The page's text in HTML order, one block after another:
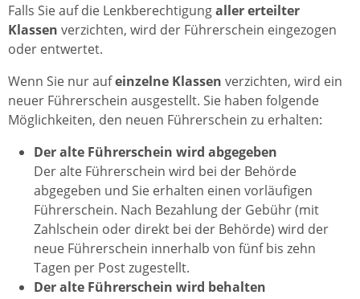
Falls Sie auf die Lenkberechtigungaller erteilter
Klassen verzichten, wird der Führerschein eingezogen
oder entwertet.
Wenn Sie nur aufeinzelne Klassen verzichten, wird ein
neuer Führerschein ausgestellt. Sie haben folgende
Möglichkeiten, den neuen Führerschein zu erhalten:
Der alte Führerschein wird abgegeben
Der alte Führerschein wird bei der Behörde
abgegeben und Sie erhalten einen vorläufigen
Führerschein. Nach Bezahlung der Gebühr (mit
Zahlschein oder direkt bei der Behörde) wird der
neue Führerschein innerhalb von fünf bis zehn
Tagen per Post zugestellt.
Der alte Führerschein wird behalten